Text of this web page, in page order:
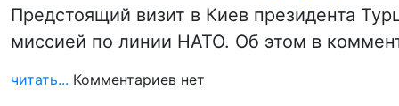
Предстоящий визит в Киев президента
миссией по линии НАТО. Об этом в
читать... Комментариев нет